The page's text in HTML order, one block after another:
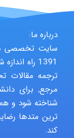
درباره ما:
سایت تخصصی
1391 راه
ترجمه مقالات
مرجع, برای
شناخته شود و
ترین متدها
کند.